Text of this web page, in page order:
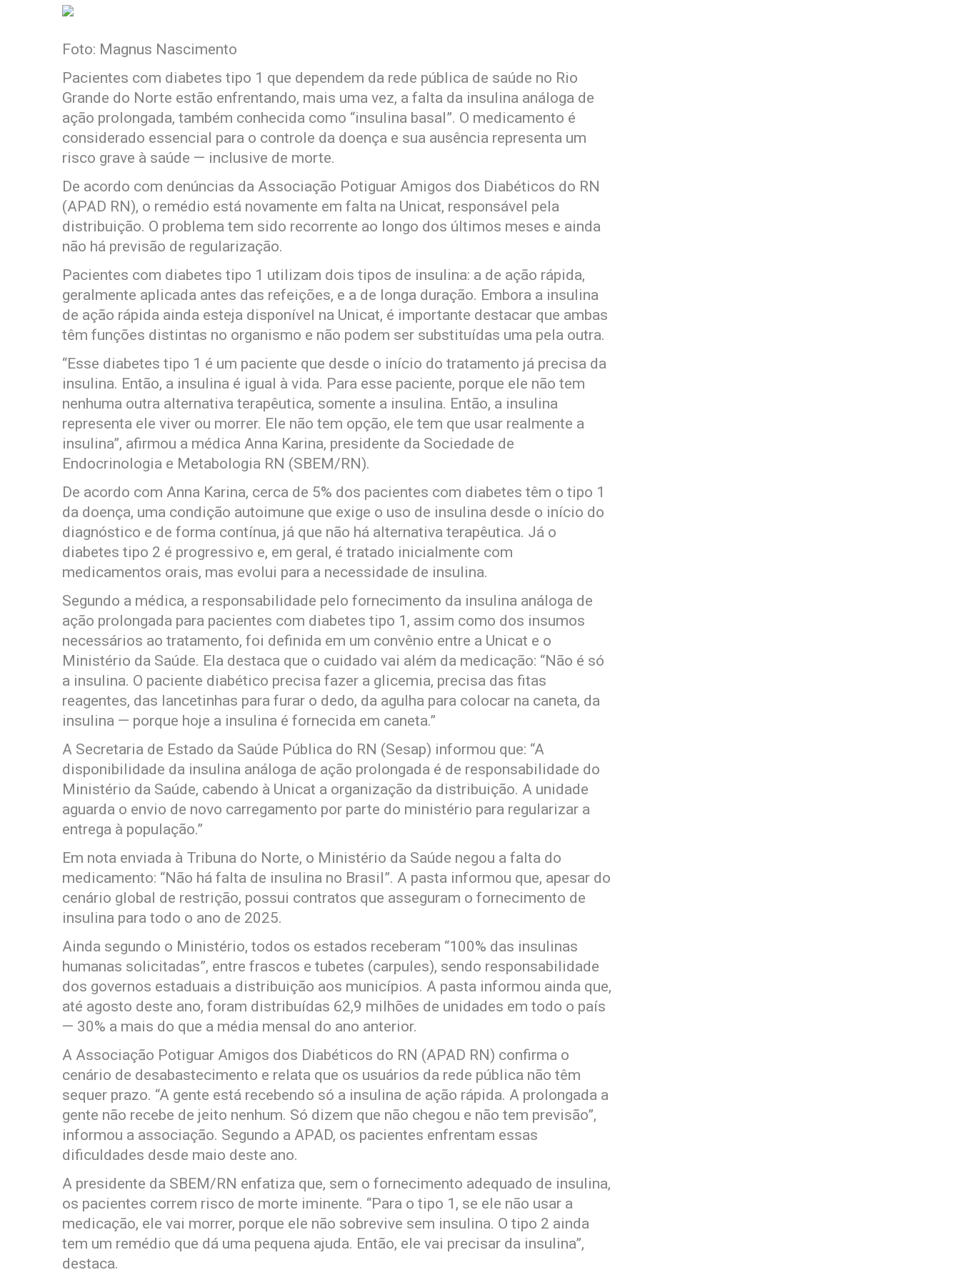
Foto: Magnus Nascimento
Pacientes com diabetes tipo 1 que dependem da rede pública de saúde no Rio
Grande do Norte estão enfrentando, mais uma vez, a falta da insulina análoga de
ação prolongada, também conhecida como “insulina basal”. O medicamento é
considerado essencial para o controle da doença e sua ausência representa um
risco grave à saúde — inclusive de morte.
De acordo com denúncias da Associação Potiguar Amigos dos Diabéticos do RN
(APAD RN), o remédio está novamente em falta na Unicat, responsável pela
distribuição. O problema tem sido recorrente ao longo dos últimos meses e ainda
não há previsão de regularização.
Pacientes com diabetes tipo 1 utilizam dois tipos de insulina: a de ação rápida,
geralmente aplicada antes das refeições, e a de longa duração. Embora a insulina
de ação rápida ainda esteja disponível na Unicat, é importante destacar que ambas
têm funções distintas no organismo e não podem ser substituídas uma pela outra.
“Esse diabetes tipo 1 é um paciente que desde o início do tratamento já precisa da
insulina. Então, a insulina é igual à vida. Para esse paciente, porque ele não tem
nenhuma outra alternativa terapêutica, somente a insulina. Então, a insulina
representa ele viver ou morrer. Ele não tem opção, ele tem que usar realmente a
insulina”, afirmou a médica Anna Karina, presidente da Sociedade de
Endocrinologia e Metabologia RN (SBEM/RN).
De acordo com Anna Karina, cerca de 5% dos pacientes com diabetes têm o tipo 1
da doença, uma condição autoimune que exige o uso de insulina desde o início do
diagnóstico e de forma contínua, já que não há alternativa terapêutica. Já o
diabetes tipo 2 é progressivo e, em geral, é tratado inicialmente com
medicamentos orais, mas evolui para a necessidade de insulina.
Segundo a médica, a responsabilidade pelo fornecimento da insulina análoga de
ação prolongada para pacientes com diabetes tipo 1, assim como dos insumos
necessários ao tratamento, foi definida em um convênio entre a Unicat e o
Ministério da Saúde. Ela destaca que o cuidado vai além da medicação: “Não é só
a insulina. O paciente diabético precisa fazer a glicemia, precisa das fitas
reagentes, das lancetinhas para furar o dedo, da agulha para colocar na caneta, da
insulina — porque hoje a insulina é fornecida em caneta.”
A Secretaria de Estado da Saúde Pública do RN (Sesap) informou que: “A
disponibilidade da insulina análoga de ação prolongada é de responsabilidade do
Ministério da Saúde, cabendo à Unicat a organização da distribuição. A unidade
aguarda o envio de novo carregamento por parte do ministério para regularizar a
entrega à população.”
Em nota enviada à Tribuna do Norte, o Ministério da Saúde negou a falta do
medicamento: “Não há falta de insulina no Brasil”. A pasta informou que, apesar do
cenário global de restrição, possui contratos que asseguram o fornecimento de
insulina para todo o ano de 2025.
Ainda segundo o Ministério, todos os estados receberam “100% das insulinas
humanas solicitadas”, entre frascos e tubetes (carpules), sendo responsabilidade
dos governos estaduais a distribuição aos municípios. A pasta informou ainda que,
até agosto deste ano, foram distribuídas 62,9 milhões de unidades em todo o país
— 30% a mais do que a média mensal do ano anterior.
A Associação Potiguar Amigos dos Diabéticos do RN (APAD RN) confirma o
cenário de desabastecimento e relata que os usuários da rede pública não têm
sequer prazo. “A gente está recebendo só a insulina de ação rápida. A prolongada a
gente não recebe de jeito nenhum. Só dizem que não chegou e não tem previsão”,
informou a associação. Segundo a APAD, os pacientes enfrentam essas
dificuldades desde maio deste ano.
A presidente da SBEM/RN enfatiza que, sem o fornecimento adequado de insulina,
os pacientes correm risco de morte iminente. “Para o tipo 1, se ele não usar a
medicação, ele vai morrer, porque ele não sobrevive sem insulina. O tipo 2 ainda
tem um remédio que dá uma pequena ajuda. Então, ele vai precisar da insulina”,
destaca.